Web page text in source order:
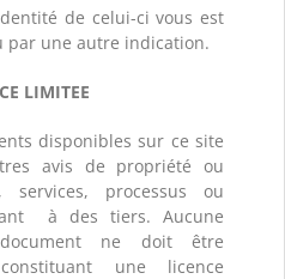
de celui-ci vous est
par une autre indication.
LIMITEE
disponibles sur ce site
avis de propriété ou
processus ou
à des tiers. Aucune
ne doit être
une licence